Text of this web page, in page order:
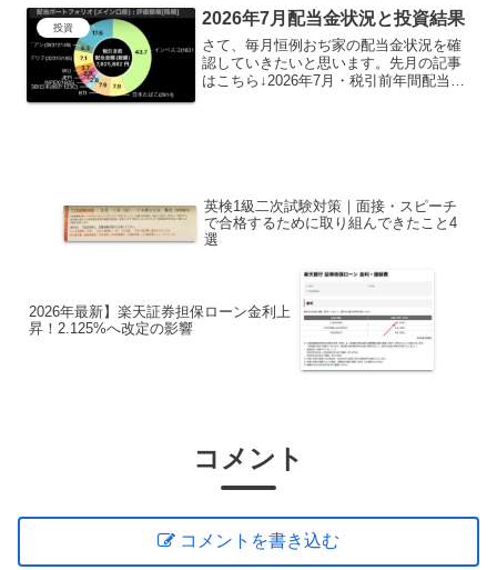
投資 2026年7月配当金状況と投資結果
さて、毎月恒例おぢ家の配当金状況を確
認していきたいと思います。先月の記事
はこちら↓2026年7月・税引前年間配当額
英検1級二次試験対策｜面接・スピーチ
で合格するために取り組んできたこと4
選
2026年最新】楽天証券担保ローン金利上
昇！2.125%へ改定の影響
コメント
コメントを書き込む